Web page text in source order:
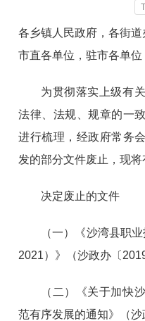
T
各乡镇人民政府，各街道
市直各单位，驻市各单位
为贯彻落实上级有
法律、法规、规章的一
进行梳理，经政府常务
发的部分文件废止，现将
决定废止的文件
（一）《沙湾县职
2021）》（沙政办〔
（二）《关于加快
范有序发展的通知》（沙